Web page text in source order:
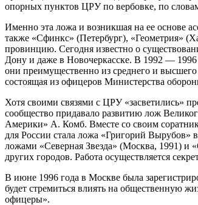
опорных пунктов ЦРУ по вербовке, по
Именно эта ложа и возникшая на ее основе
также «Сфинкс» (Петербург), «Геометрия»
провинцию. Сегодня известно о
Дону и даже в Новочеркасске. В 1992 — 1996
они преимущественно из среднего и
состоящая из офицеров Министерства
Хотя своими связями с ЦРУ «засветились»
сообщество придавало развитию лож
Америки» А. Комб. Вместе со своим
для России стала ложа «Григорий Вырубов»
ложами «Северная Звезда» (Москва, 1991) и
других городов. Работа осуществляется
В июне 1996 года в Москве была
будет стремиться влиять на общественную
офицеры».